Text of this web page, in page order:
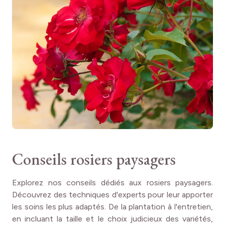
KNOCK OUT® Radrazz: fleur double, rose bengale
éclatant, parfum léger
RODIN ® Meigadraz: fleur simple, rose
•Pink Double KNOCK OUT ® Radtkopink: fleur
simple, blanc crème
• Sunny KNOCK OUT® Radsunny: fleur double,
jaune, parfum léger
A l’aise dans de nombreuses situations,
KNOCK OUT ® Radwhite convient àtous les types de
jardins , petits ou grands, ainsi qu’à ladécoration des
terrasses et balconscar il vit très bien en grand pot.
Conseils rosiers paysagers
Explorez nos conseils dédiés aux rosiers paysagers.
Découvrez des techniques d'experts pour leur apporter
les soins les plus adaptés. De la plantation à l'entretien,
en incluant la taille et le choix judicieux des variétés,